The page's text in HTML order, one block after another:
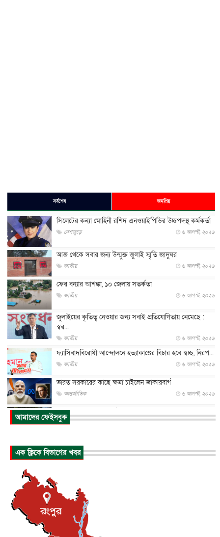
সর্বশেষ জনপ্রিয়
সিলেটের কন্যা মোহিনী রশিদ এনওয়াইপিডির উচ্চপদস্থ কর্মকর্তা
দেশজুড়ে ৬ আগস্ট, ২০২৬
আজ থেকে সবার জন্য উন্মুক্ত জুলাই স্মৃতি জাদুঘর
জাতীয় ৬ আগস্ট, ২০২৬
ফের বন্যার আশঙ্কা, ১০ জেলায় সতর্কতা
জাতীয় ৬ আগস্ট, ২০২৬
জুলাইয়ের কৃতিত্ব নেওয়ার জন্য সবাই প্রতিযোগিতায় নেমেছে :
স্বর...
জাতীয় ৬ আগস্ট, ২০২৬
ফ্যাসিবাদবিরোধী আন্দোলনে হত্যাকাণ্ডের বিচার হবে স্বচ্ছ, নিরপ...
জাতীয় ৬ আগস্ট, ২০২৬
ভারত সরকারের কাছে ক্ষমা চাইলেন জাকারবার্গ
আন্তর্জাতিক ৬ আগস্ট, ২০২৬
আকাশে ট্রাম্পের হেলিকপ্টার ও যাত্রীবাহী বিমান মুখোমুখি, তদন্...
আন্তর্জাতিক
আন্তর্জাতিক ৬ আগস্ট, ২০২৬
টি-টোয়েন্টি ইতিহাসের সর্বোচ্চ রানের মালিক এখন জস বাটলার
বস্তিতে কেটেছে শৈশব, আজ মুম্বাইয়ে দুই বাড়ির মালিক
আমাদের ফেইসবুক
এক ক্লিকে বিভাগের খবর